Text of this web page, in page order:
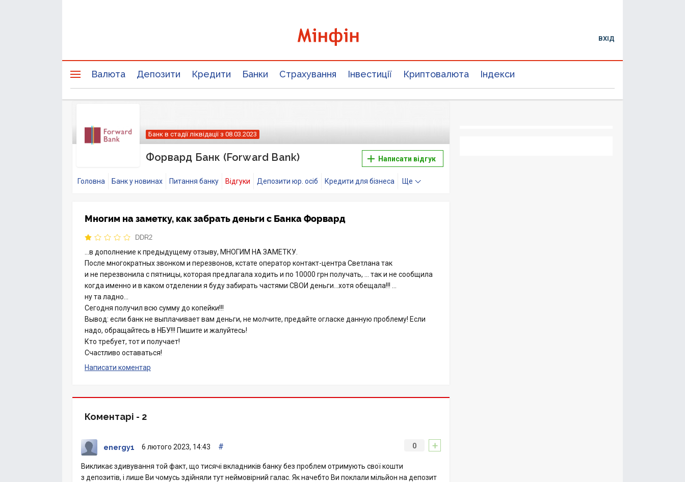
ВХІД
Валюта Депозити Кредити Банки Страхування Інвестиції Криптовалюта Індекси
Форвард Банк (Forward Bank)
Банк в стадії ліквідації з 08.03.2023
Написати відгук
Головна Банк у новинах Питання банку Відгуки Депозити юр. осіб Кредити для бізнеса Ще
Многим на заметку, как забрать деньги с Банка Форвард
DDR2
…в дополнение к предыдущему отзыву, МНОГИМ НА ЗАМЕТКУ.
После многократных звонком и перезвонов, кстате оператор контакт-центра Светлана так
и не перезвонила с пятницы, которая предлагала ходить и по 10000 грн получать, … так и не сообщила
когда именно и в каком отделении я буду забирать частями СВОИ деньги…хотя обещала!!! …
ну та ладно…
Сегодня получил всю сумму до копейки!!!
Вывод: если банк не выплачивает вам деньги, не молчите, предайте огласке данную проблему! Если
надо, обращайтесь в НБУ!!! Пишите и жалуйтесь!
Кто требует, тот и получает!
Счастливо оставаться!
Написати коментар
Коментарі - 2
+
0
energy1 6 лютого 2023, 14:43 #
Викликає здивування той факт, що тисячі вкладників банку без проблем отримують свої кошти
з депозитів, і лише Ви чомусь здійняли тут неймовірний галас. Як начебто Ви поклали мільйон на депозит